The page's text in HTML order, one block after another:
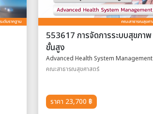
553617 การจัดการระบบสุขภาพ
ขั้นสูง
Advanced Health System Management
คณะสาธารณสุขศาสตร์
ราคา 23,700 ฿